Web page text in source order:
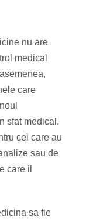
nu are
medical
care
sfat medical.
cei care au
sau de
care il
sa fie